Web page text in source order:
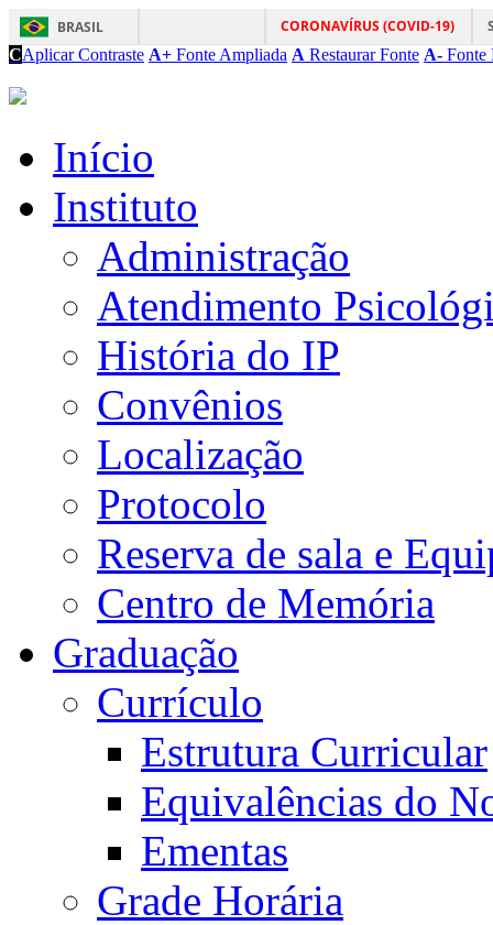
BRASIL CORONAVÍRUS (COVID-19)
CAplicar Contraste A+ Fonte Ampliada A Restaurar Fonte A- Fonte
Início
Instituto
Administração
Atendimento
História do IP
Convênios
Localização
Protocolo
Reserva de sala e
Centro de Memória
Graduação
Currículo
Estrutura Curricular
Equivalências do
Ementas
Grade Horária